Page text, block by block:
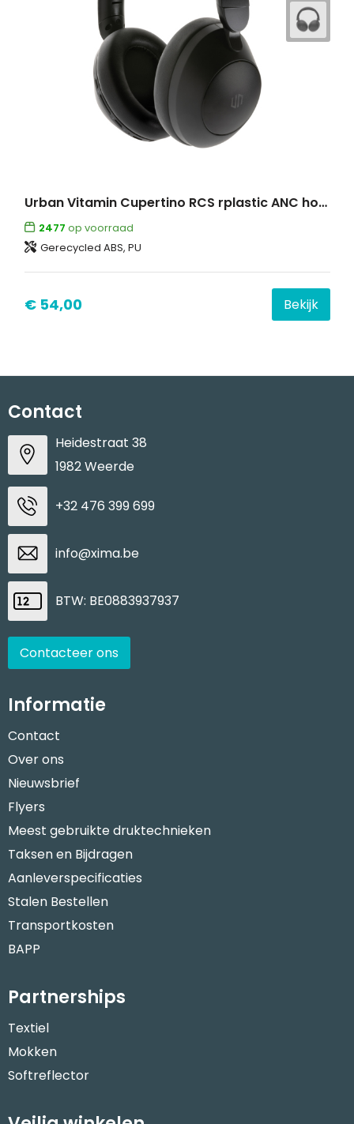
Urban Vitamin Cupertino RCS rplastic ANC hoofdtelefoon
2477 op voorraad
Gerecycled ABS, PU
€ 54,00 Bekijk
Contact
Heidestraat 38
1982 Weerde
+32 476 399 699
info@xima.be
BTW: BE0883937937
Contacteer ons
Informatie
Contact
Over ons
Nieuwsbrief
Flyers
Meest gebruikte druktechnieken
Taksen en Bijdragen
Aanleverspecificaties
Stalen Bestellen
Transportkosten
BAPP
Partnerships
Textiel
Mokken
Softreflector